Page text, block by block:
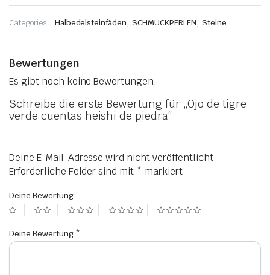
piedra
Menge
Categories: Halbedelsteinfäden,SCHMUCKPERLEN, Steine
Bewertungen
Es gibt noch keine Bewertungen.
Schreibe die erste Bewertung für „Ojo de tigre
verde cuentas heishi de piedra“
Deine E-Mail-Adresse wird nicht veröffentlicht.
Erforderliche Felder sind mit * markiert
Deine Bewertung
Deine Bewertung *